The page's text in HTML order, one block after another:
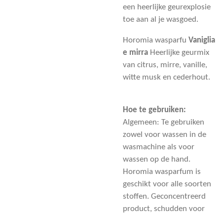
een heerlijke geurexplosie
toe aan al je wasgoed.
Horomia wasparfu Vaniglia
e mirra Heerlijke geurmix
van citrus, mirre, vanille,
witte musk en cederhout.
Hoe te gebruiken:
Algemeen: Te gebruiken
zowel voor wassen in de
wasmachine als voor
wassen op de hand.
Horomia wasparfum is
geschikt voor alle soorten
stoffen. Geconcentreerd
product, schudden voor